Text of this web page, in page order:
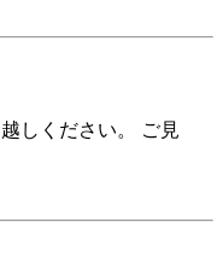
しください。 ご見